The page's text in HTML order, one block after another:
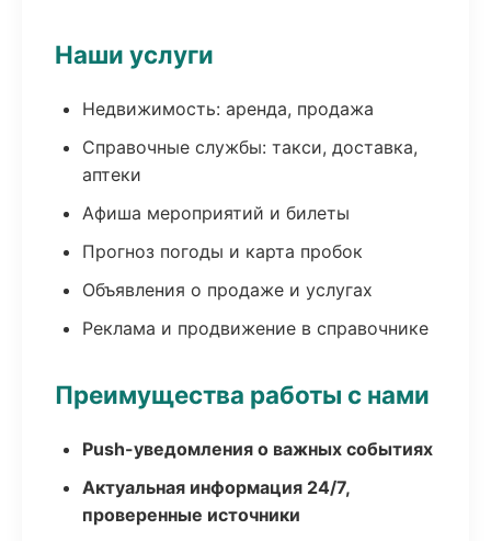
Наши услуги
Недвижимость: аренда, продажа
Справочные службы: такси, доставка,
аптеки
Афиша мероприятий и билеты
Прогноз погоды и карта пробок
Объявления о продаже и услугах
Реклама и продвижение в справочнике
Преимущества работы с нами
Push-уведомления о важных событиях
Актуальная информация 24/7,
проверенные источники